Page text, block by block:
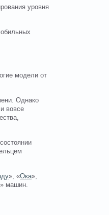
уровня
модели от
Однако
вовсе
», «Ока»,
машин.